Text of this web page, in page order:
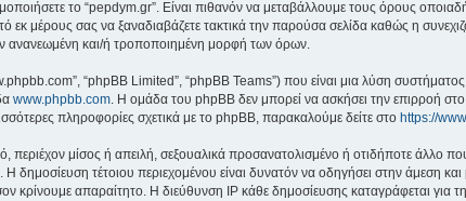
το “pepdym.gr”. Είναι πιθανόν να μεταβάλλουμε τους όρους
μέρους σας να ξαναδιαβάζετε τακτικά την παρούσα σελίδα καθώς η
ανανεωμένη και/ή τροποποιημένη μορφή των όρων.
“phpBB Limited”, “phpBB Teams”) που είναι μια λύση
www.phpbb.com. Η ομάδα του phpBB δεν μπορεί να ασκήσει την επιρροή στο
πληροφορίες σχετικά με το phpBB, παρακαλούμε δείτε στο https://
μίσος ή απειλή, σεξουαλικά προσανατολισμένο ή οτιδήποτε άλλο
Η δημοσίευση τέτοιου περιεχομένου είναι δυνατόν να οδηγήσει στην άμεση και
απαραίτητο. Η διεύθυνση IP κάθε δημοσίευσης καταγράφεται για